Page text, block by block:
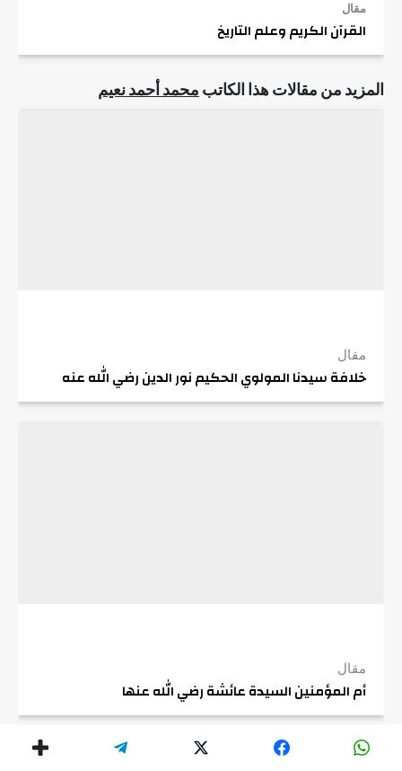
مقال
القرآن الكريم وعلم التاريخ
المزيد من مقالات هذا الكاتب محمد أحمد نعيم
مقال
خلافة سيدنا المولوي الحكيم نور الدين رضي الله عنه
مقال
أم المؤمنين السيدة عائشة رضي الله عنها